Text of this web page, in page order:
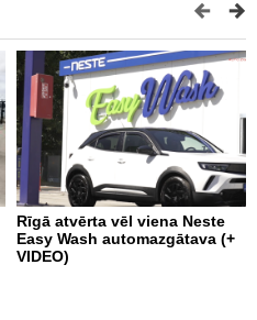
Rīgā atvērta vēl viena Neste
Easy Wash automazgātava (+
VIDEO)